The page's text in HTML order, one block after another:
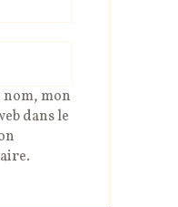
mon
dans le